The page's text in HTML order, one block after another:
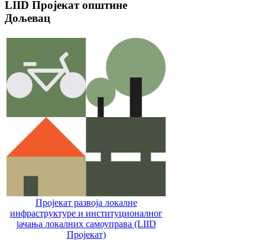
LIID Пројекат општине
Дољевац
Пројекат развоја локалне
инфраструктуре и институционалног
јачања локалних самоуправa (LIID
Пројекат)